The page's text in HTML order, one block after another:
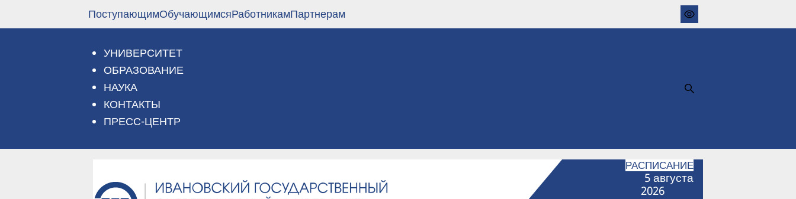
основному
ПоступающимОбучающимсяРаботникамПартнерам
УНИВЕРСИТЕТ
ОБРАЗОВАНИЕ
НАУКА
КОНТАКТЫ
ПРЕСС-ЦЕНТР
РАСПИСАНИЕ
5августа
2026